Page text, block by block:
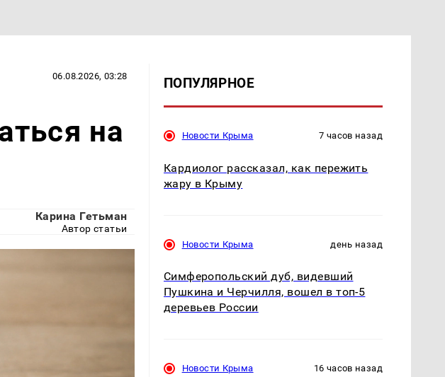
06.08.2026, 03:28
на
Карина Гетьман
Автор статьи
ПОПУЛЯРНОЕ
Новости Крыма 7 часов назад
Кардиолог рассказал, как пережить
жару в Крыму
Новости Крыма день назад
Симферопольский дуб, видевший
Пушкина и Черчилля, вошел в топ-5
деревьев России
Новости Крыма 16 часов назад